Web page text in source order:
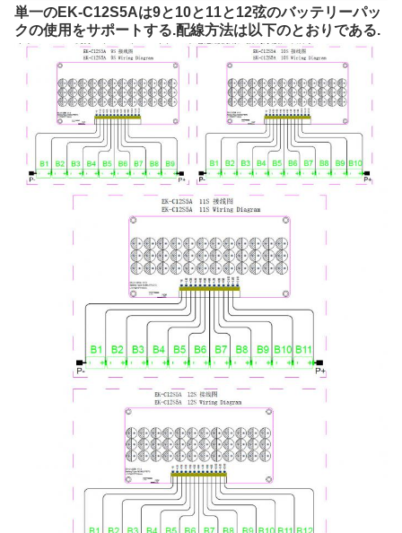
単一のEK-C12S5Aは9と10と11と12弦のバッテリーパッ
クの使用をサポートする.配線方法は以下のとおりである.